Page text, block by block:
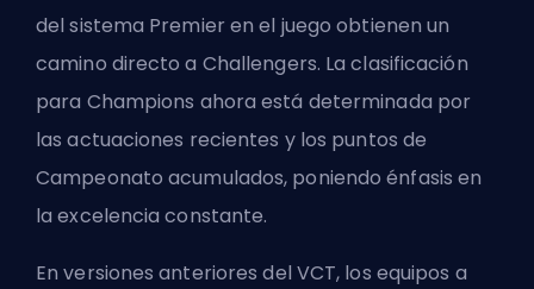
del sistema Premier en el juego obtienen un
camino directo a Challengers. La clasificación
para Champions ahora está determinada por
las actuaciones recientes y los puntos de
Campeonato acumulados, poniendo énfasis en
la excelencia constante.
En versiones anteriores del VCT, los equipos a